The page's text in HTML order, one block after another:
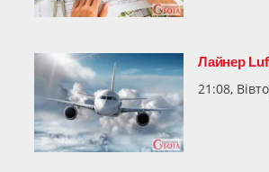
Лайнер
21:08,